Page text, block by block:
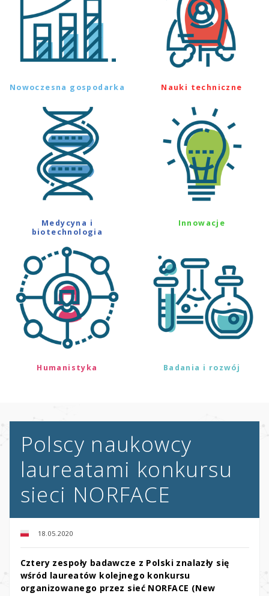
Nowoczesna gospodarka Nauki techniczne
Medycyna i
biotechnologia
Innowacje
Humanistyka Badania i rozwój
Polscy naukowcy
laureatami konkursu
sieci NORFACE
18.05.2020
Cztery zespoły badawcze z Polski znalazły się
wśród laureatów kolejnego konkursu
organizowanego przez sieć NORFACE (New